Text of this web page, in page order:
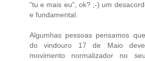
"tu e mais eu", ok? ;-) um
e fundamental.
Algumhas pessoas pensamos
do vindouro 17 de Maio
movimento normalizador no